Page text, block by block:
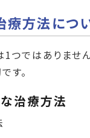
療方法につ
つではありませ
す。
治療方法